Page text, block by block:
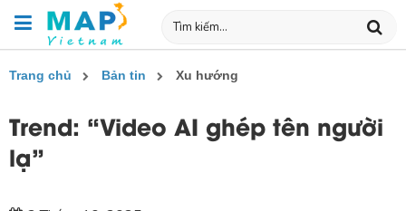
Trang chủ Bản tin Xu hướng
Trend: “Video AI ghép tên người
lạ”